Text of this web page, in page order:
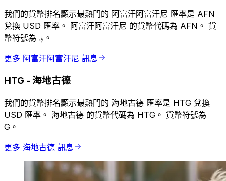
我們的貨幣排名顯示最熱門的 阿富汗阿富汗尼 匯率是 AFN
兌換 USD 匯率。 阿富汗阿富汗尼 的貨幣代碼為 AFN。 貨
幣符號為 ؋。
更多 阿富汗阿富汗尼 訊息
HTG - 海地古德
我們的貨幣排名顯示最熱門的 海地古德 匯率是 HTG 兌換
USD 匯率。 海地古德 的貨幣代碼為 HTG。 貨幣符號為
G。
更多 海地古德 訊息